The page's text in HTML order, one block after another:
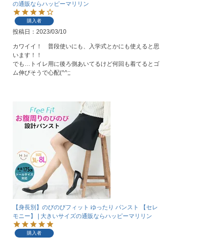
の通販ならハッピーマリリン
購入者
投稿日 2023/03/10
カワイイ！　普段使いにも、入学式とかにも使えると思
います！！
でも…トイレ用に後ろ側あいてるけど何回も着てるとゴ
ム伸びそうで心配(^^;;
【身長別】のびのびフィット ゆったり パンスト 【セレ
モニー】 | 大きいサイズの通販ならハッピーマリリン
購入者